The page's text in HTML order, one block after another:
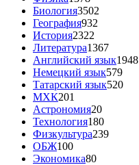
Биология3502
География932
История2322
Литература1367
Английский язык1948
Немецкий язык579
Татарский язык520
МХК201
Астрономия20
Технология180
Физкультура239
ОБЖ100
Экономика80